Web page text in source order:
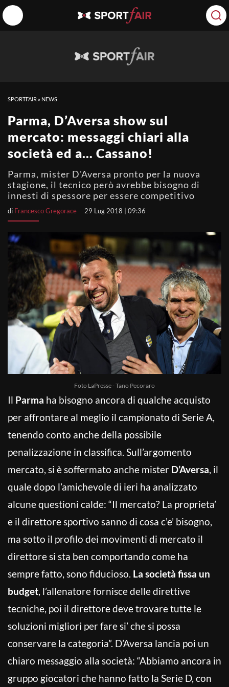
SPORTFAIR » NEWS
Parma, D’Aversa show sul
mercato: messaggi chiari alla
società ed a… Cassano!
Parma, mister D'Aversa pronto per la nuova
stagione, il tecnico però avrebbe bisogno di
innesti di spessore per essere competitivo
di Francesco Gregorace 29 Lug 2018 | 09:36
Foto LaPresse - Tano Pecoraro
Il Parma ha bisogno ancora di qualche acquisto
per affrontare al meglio il campionato di Serie A,
tenendo conto anche della possibile
penalizzazione in classifica. Sull’argomento
mercato, si è soffermato anche mister D’Aversa, il
quale dopo l’amichevole di ieri ha analizzato
alcune questioni calde: “Il mercato? La proprieta’
e il direttore sportivo sanno di cosa c’e’ bisogno,
ma sotto il profilo dei movimenti di mercato il
direttore si sta ben comportando come ha
sempre fatto, sono fiducioso. La società fissa un
budget, l’allenatore fornisce delle direttive
tecniche, poi il direttore deve trovare tutte le
soluzioni migliori per fare si’ che si possa
conservare la categoria”. D’Aversa lancia poi un
chiaro messaggio alla società: “Abbiamo ancora in
gruppo giocatori che hanno fatto la Serie D, con